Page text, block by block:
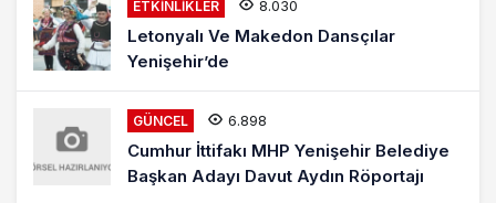
ETKINLIKLER 8.030
Letonyalı Ve Makedon Dansçılar
Yenişehir’de
GÜNCEL 6.898
Cumhur İttifakı MHP Yenişehir Belediye
Başkan Adayı Davut Aydın Röportajı